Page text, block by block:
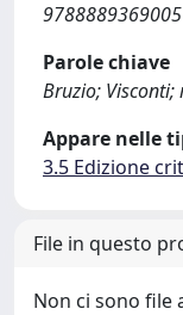
9788889369005
Parole chiave
Bruzio; Visconti;
Appare nelle
3.5 Edizione
File in questo
Non ci sono file